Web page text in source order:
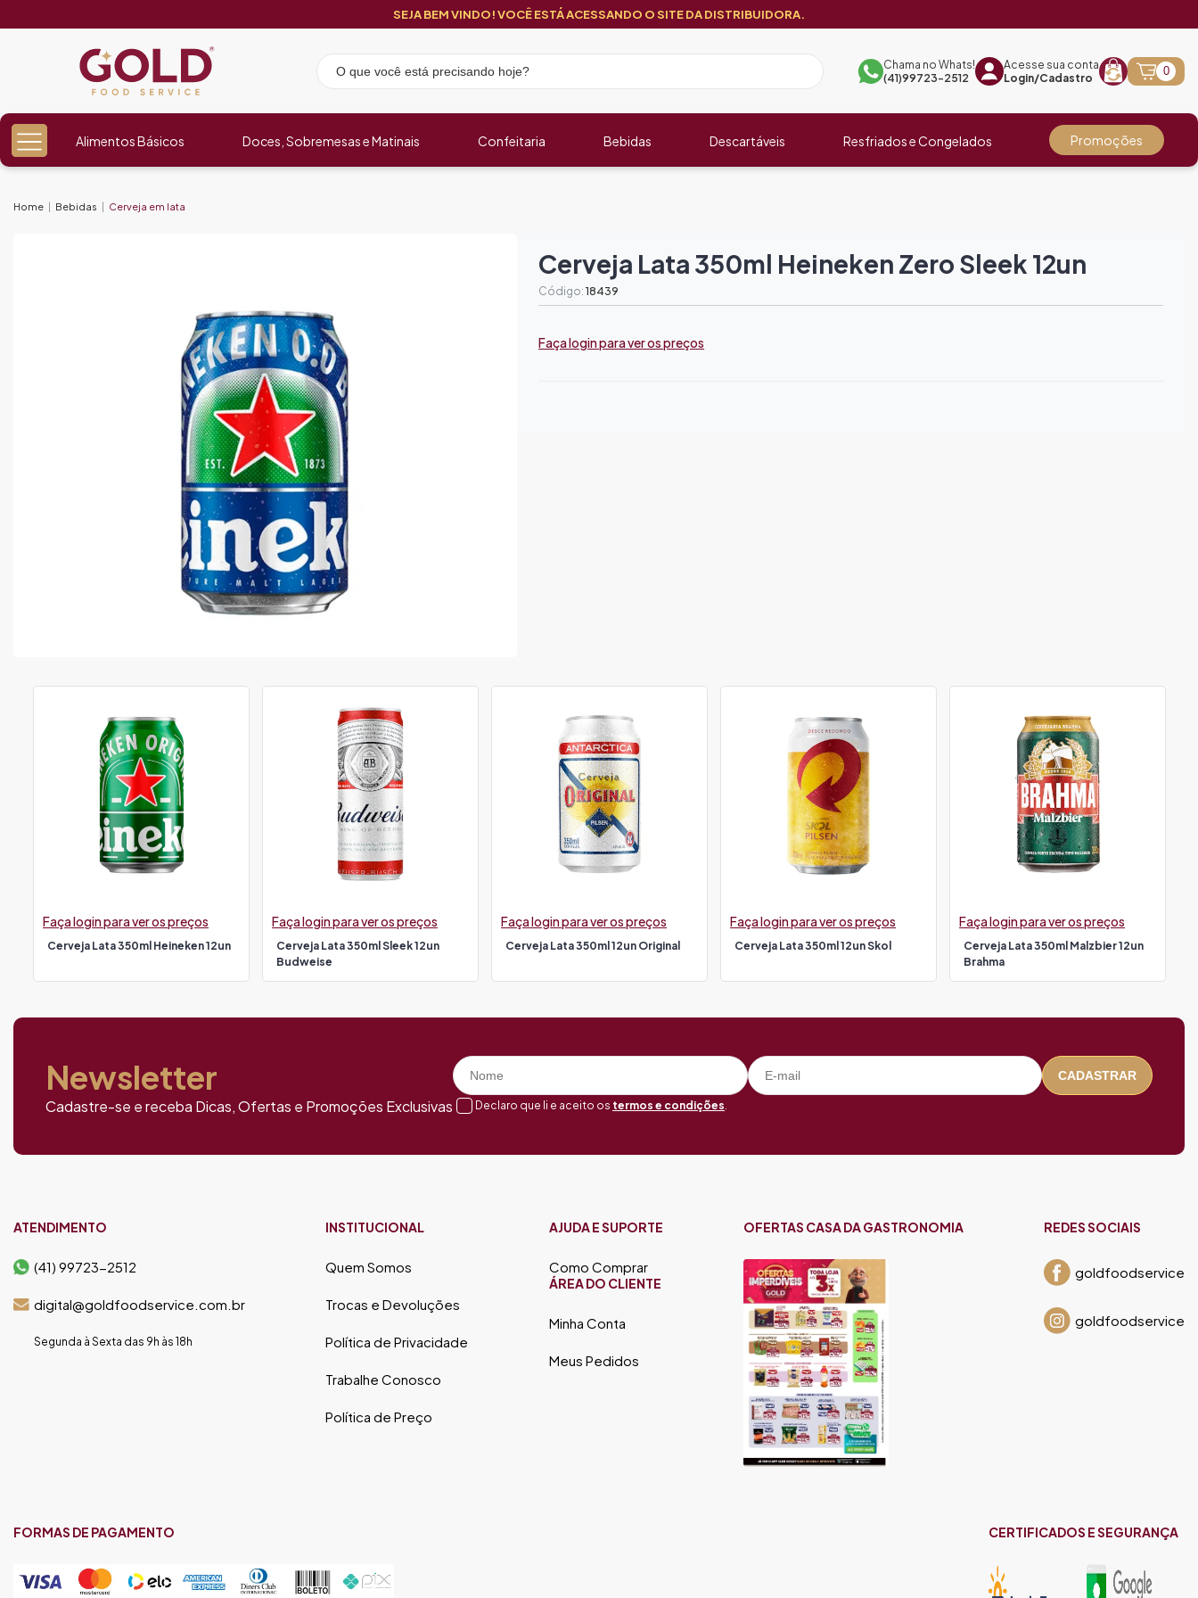
SEJA BEM VINDO! VOCÊ ESTÁ ACESSANDO O SITE DA DISTRIBUIDORA.
Chama no Whats!
(41)99723-2512
Acesse sua conta
Login/Cadastro
0
Alimentos Básicos Doces, Sobremesas e Matinais Confeitaria Bebidas Descartáveis Resfriados e Congelados Promoções
Home Bebidas Cerveja em lata
Cerveja Lata 350ml Heineken Zero Sleek 12un
Código: 18439
Faça login para ver os preços
Cerveja Lata 350ml Heineken 12un
Faça login para ver os preços
Cerveja Lata 350ml Sleek 12un
Budweise
Faça login para ver os preços
Cerveja Lata 350ml 12un Original
Faça login para ver os preços
Cerveja Lata 350ml 12un Skol
Faça login para ver os preços
Cerveja Lata 350ml Malzbier 12un
Brahma
Faça login para ver os preços
Newsletter
Cadastre-se e receba Dicas, Ofertas e Promoções Exclusivas
CADASTRAR
Declaro que li e aceito os termos e condições.
ATENDIMENTO
(41) 99723-2512
digital@goldfoodservice.com.br
Segunda à Sexta das 9h às 18h
INSTITUCIONAL
Quem Somos
Trocas e Devoluções
Política de Privacidade
Trabalhe Conosco
Política de Preço
AJUDA E SUPORTE
Como Comprar
ÁREA DO CLIENTE
Minha Conta
Meus Pedidos
OFERTAS CASA DA GASTRONOMIA REDES SOCIAIS
goldfoodservice
goldfoodservice
FORMAS DE PAGAMENTO CERTIFICADOS E SEGURANÇA